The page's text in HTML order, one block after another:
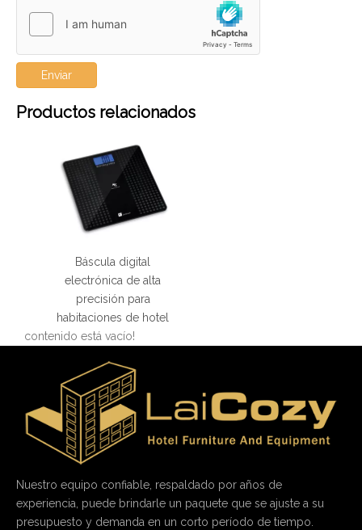
Enviar
Productos relacionados
Báscula digital
electrónica de alta
precisión para
habitaciones de hotel
contenido está vacío!
Nuestro equipo confiable, respaldado por años de
experiencia, puede brindarle un paquete que se ajuste a su
presupuesto y demanda en un corto período de tiempo.